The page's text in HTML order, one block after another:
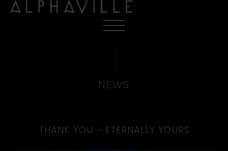
NEWS
THANK YOU – ETERNALLY YOURS